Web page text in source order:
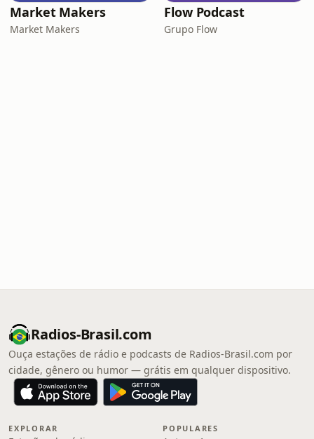
Market Makers
Market Makers
Flow Podcast
Grupo Flow
Radios-Brasil.com
Ouça estações de rádio e podcasts de Radios-Brasil.com por
cidade, gênero ou humor — grátis em qualquer dispositivo.
EXPLORAR POPULARES